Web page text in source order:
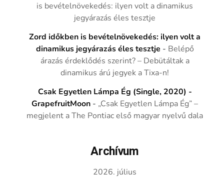
is bevételnövekedés: ilyen volt a dinamikus
jegyárazás éles tesztje
Zord időkben is bevételnövekedés: ilyen volt a
dinamikus jegyárazás éles tesztje - Belépő
árazás érdeklődés szerint? – Debütáltak a
dinamikus árú jegyek a Tixa-n!
Csak Egyetlen Lámpa Ég (Single, 2020) -
GrapefruitMoon - „Csak Egyetlen Lámpa Ég” –
megjelent a The Pontiac első magyar nyelvű dala
Archívum
2026. július